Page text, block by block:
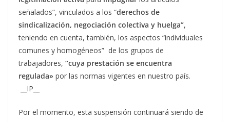
señalados”, vinculados a los “derechos de
sindicalización, negociación colectiva y huelga”,
teniendo en cuenta, también, los aspectos “individuales
comunes y homogéneos” de los grupos de
trabajadores, “cuya prestación se encuentra
regulada» por las normas vigentes en nuestro país.
__IP__
Por el momento, esta suspensión continuará siendo de